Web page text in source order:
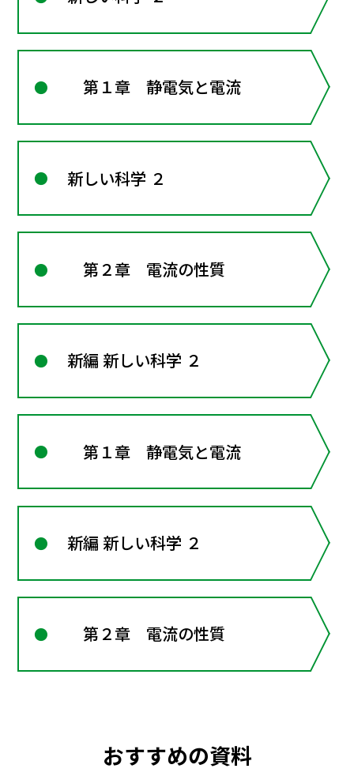
第１章 静電気と電流
新しい科学 ２
第２章 電流の性質
新編 新しい科学 ２
第１章 静電気と電流
新編 新しい科学 ２
第２章 電流の性質
おすすめの資料